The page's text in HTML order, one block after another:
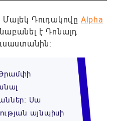
Դուդակովը Alpha
է Դոնալդ
Սա
այնպիսի